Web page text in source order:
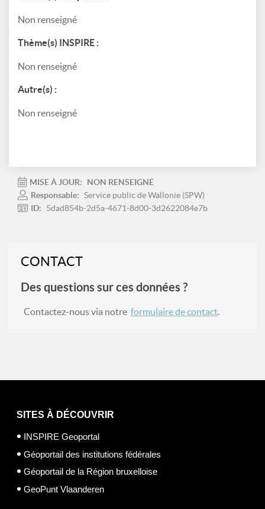
Non renseigné
Thème(s) INSPIRE :
Non renseigné
Autre(s) :
Non renseigné
MISE À JOUR:
NON RENSEIGNÉ
Responsable: Service public de Wallonie (SPW)
ID:
5dad854b-2d5a-4671-8d00-3d2622084e7b
CONTACT
Des questions sur ces données ?
Contactez-nous via notre formulaire de contact.
SITES À DÉCOUVRIR
INSPIRE Geoportal
Géoportail des institutions fédérales
Géoportail de la Région bruxelloise
GeoPunt Vlaanderen